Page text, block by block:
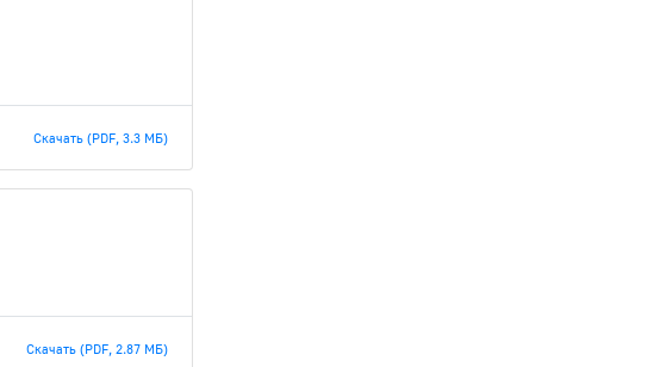
Скачать (PDF, 3.3 МБ)
Скачать (PDF, 2.87 МБ)